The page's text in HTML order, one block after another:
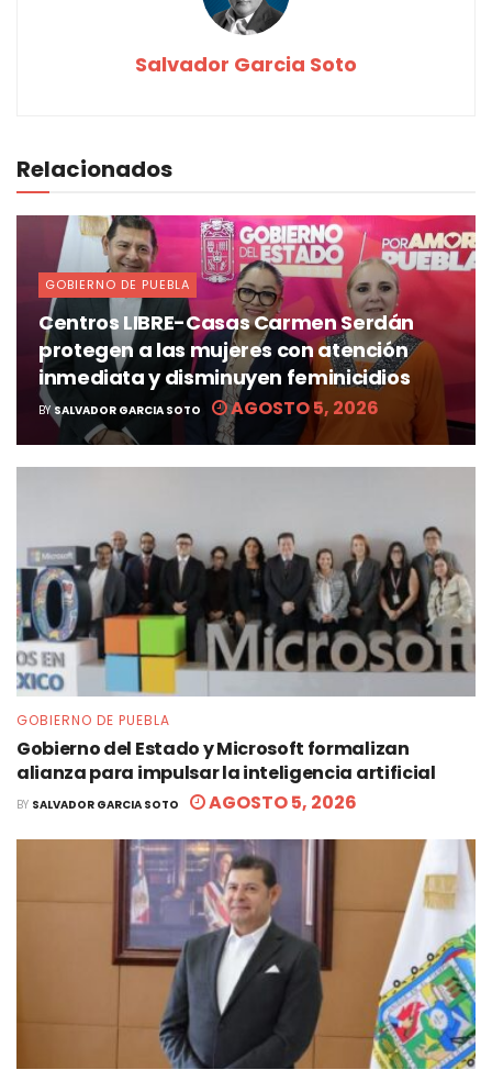
Salvador Garcia Soto
Relacionados
GOBIERNO DE PUEBLA
Centros LIBRE-Casas Carmen Serdán
protegen a las mujeres con atención
inmediata y disminuyen feminicidios
BY SALVADOR GARCIA SOTO AGOSTO 5, 2026
GOBIERNO DE PUEBLA
Gobierno del Estado y Microsoft formalizan
alianza para impulsar la inteligencia artificial
BY SALVADOR GARCIA SOTO AGOSTO 5, 2026